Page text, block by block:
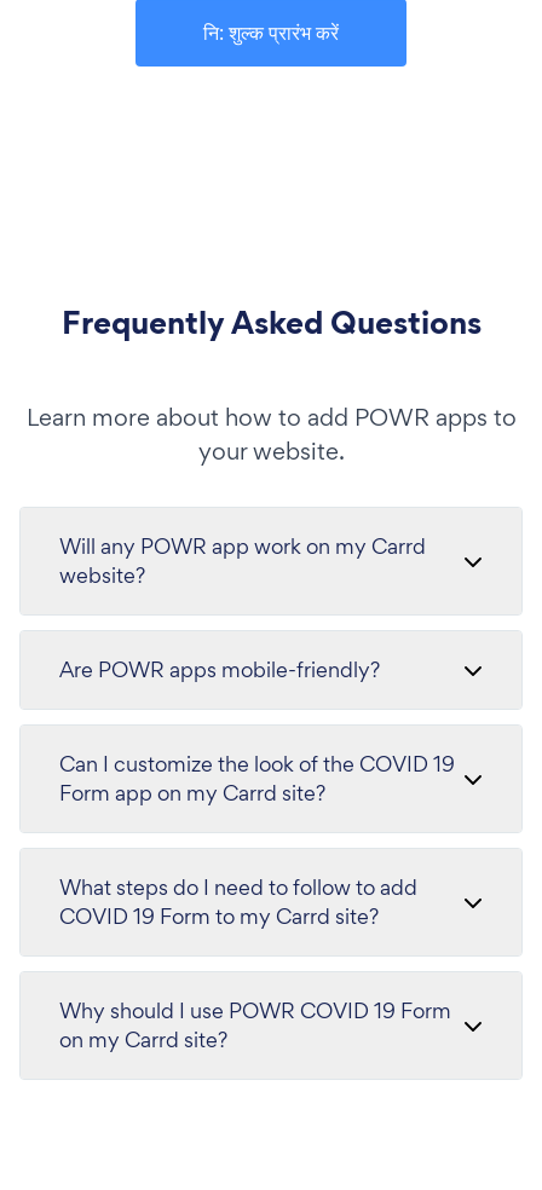
नि: शुल्क प्रारंभ करें
Frequently Asked Questions
Learn more about how to add POWR apps to
your website.
Will any POWR app work on my Carrd
website?
Are POWR apps mobile-friendly?
Can I customize the look of the COVID 19
Form app on my Carrd site?
What steps do I need to follow to add
COVID 19 Form to my Carrd site?
Why should I use POWR COVID 19 Form
on my Carrd site?